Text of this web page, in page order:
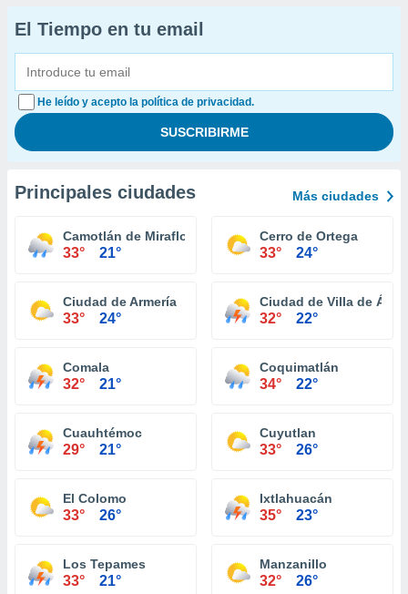
El Tiempo en tu email
He leído y acepto la política de privacidad.
Principales ciudades Más ciudades
Camotlán de Miraflores
33° 21°
Cerro de Ortega
33° 24°
Ciudad de Armería
33° 24°
Ciudad de Villa de
32° 22°
Comala
32° 21°
Coquimatlán
34° 22°
Cuauhtémoc
29° 21°
Cuyutlan
33° 26°
El Colomo
33° 26°
Ixtlahuacán
35° 23°
Los Tepames
33° 21°
Manzanillo
32° 26°